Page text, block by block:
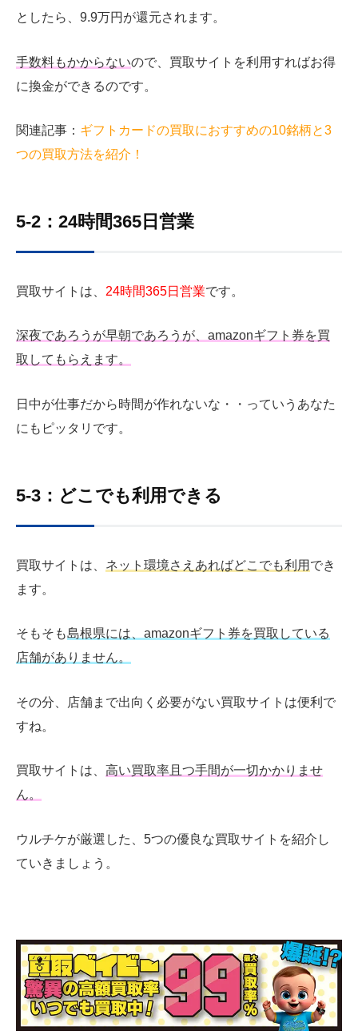
としたら、9.9万円が還元されます。
手数料もかからないので、買取サイトを利用すればお得
に換金ができるのです。
関連記事： ギフトカードの買取におすすめの10銘柄と3
つの買取方法を紹介！
5-2：24時間365日営業
買取サイトは、 24時間365日営業です。
深夜であろうが早朝であろうが、amazonギフト券を買
取してもらえます。
日中が仕事だから時間が作れないな・・っていうあなた
にもピッタリです。
5-3：どこでも利用できる
買取サイトは、 ネット環境さえあればどこでも利用 でき
ます。
そもそも島根県には、amazonギフト券を買取している
店舗がありません。
その分、店舗まで出向く必要がない買取サイトは便利で
すね。
買取サイトは、 高い買取率且つ手間が一切かかりませ
ん。
ウルチケが厳選した、5つの優良な買取サイトを紹介し
ていきましょう。